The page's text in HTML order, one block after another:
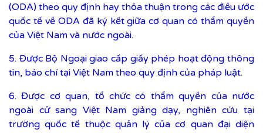
(ODA) theo quy định hay thỏa thuận trong các điều ước
quốc tế về ODA đã ký kết giữa cơ quan có thẩm quyền
của Việt Nam và nước ngoài.
5. Được Bộ Ngoại giao cấp giấy phép hoạt động thông
tin, báo chí tại Việt Nam theo quy định của pháp luật.
6. Được cơ quan, tổ chức có thẩm quyền của nước
ngoài cử sang Việt Nam giảng dạy, nghiên cứu tại
trường quốc tế thuộc quản lý của cơ quan đại diện